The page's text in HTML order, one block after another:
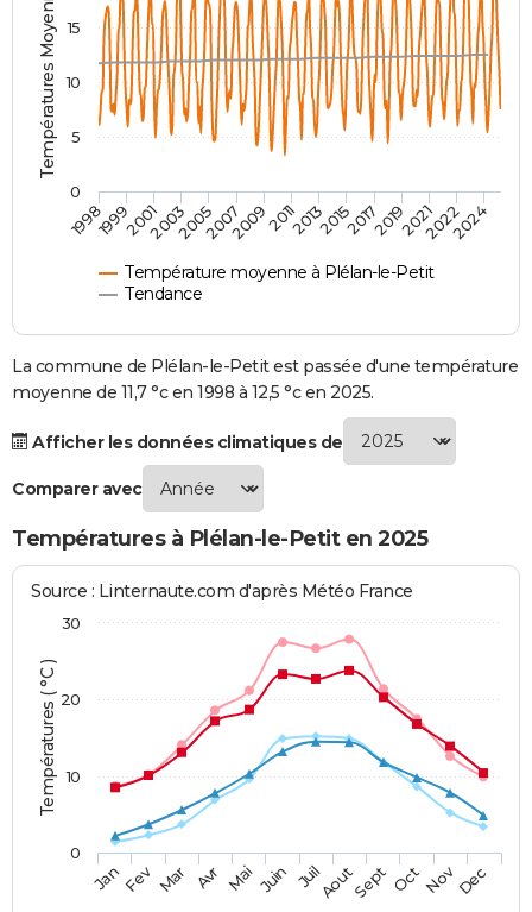
Destinations
City break
Voyage nature
Voyage de noces
Forum
Climat
PHOTO
GUIDES D'ACHAT
BONS PLANS
CARTE DE VOEUX
Carte de Noël
Carte Bonne année
Carte Saint-Valentin
Carte Pâques
Carte d'anniversaire
DICTIONNAIRE
PROGRAMME TV
S'inscrire
Se connecter
Lycées
Collèges
Primaires
Universités
Entreprises
Service militaire
Avis de recherche
AVIS DE DÉCÈS
Températures Moyennes ( °C )
Température moyenne à Plélan-le-Petit
Tendance
199819992001200320052007200920112013201520172019202120222024
0
5
10
15
La commune de Plélan-le-Petit est passée d'une température
moyenne de 11,7 °c en 1998 à 12,5 °c en 2025.
Afficher les données climatiques de
Comparer avec
Températures à Plélan-le-Petit en 2025
Températures ( °C )
Source : Linternaute.com d'après Météo France
JanFev Mar Avr Mai Juin JuilAoutSept OctNovDec
0
10
20
30